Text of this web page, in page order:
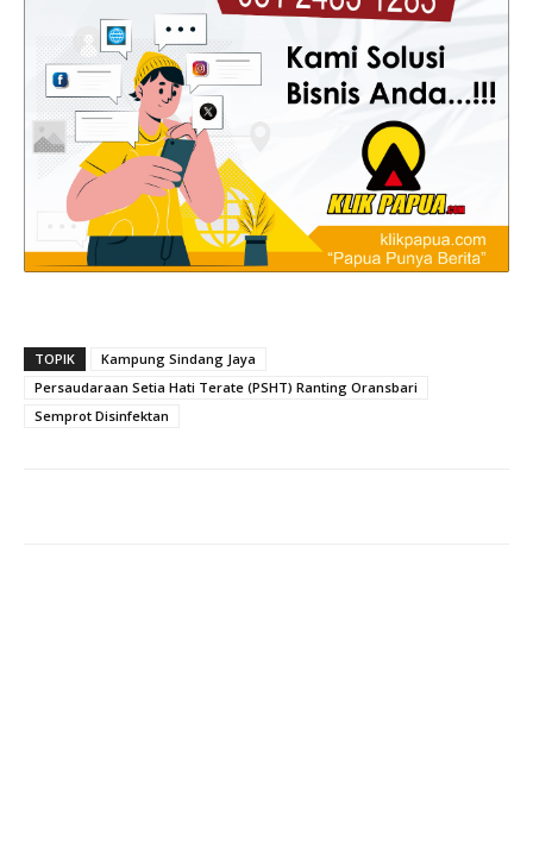
TOPIK
Kampung Sindang Jaya
Persaudaraan Setia Hati Terate (PSHT) Ranting Oransbari
Semprot Disinfektan